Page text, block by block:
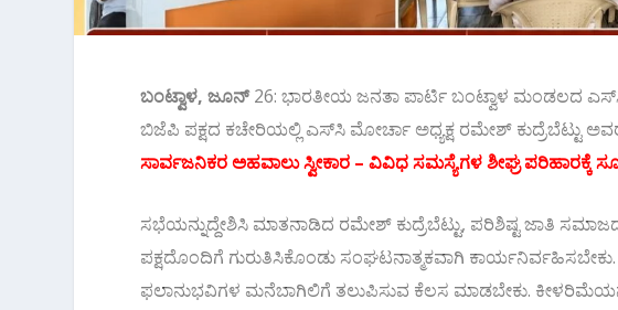
ಬಂಟ್ವಾಳ, ಜೂನ್26: ಭಾರತೀಯ ಜನತಾ ಪಾರ್ಟಿ ಬಂಟ್ವಾಳ ಮಂಡಲದ
ಬಿಜೆಪಿ ಪಕ್ಷದ ಕಚೇರಿಯಲ್ಲಿ ಎಸ್‌ಸಿ ಮೋರ್ಚಾ ಅಧ್ಯಕ್ಷ ರಮೇಶ್ ಕುದ್ರೆಬೆಟ್ಟು
ಸಾರ್ವಜನಿಕರ ಅಹವಾಲು ಸ್ವೀಕಾರ – ವಿವಿಧ ಸಮಸ್ಯೆಗಳ ಶೀಘ್ರ ಪರಿಹಾರಕ್ಕೆ
ಸಭೆಯನ್ನುದ್ದೇಶಿಸಿ ಮಾತನಾಡಿದ ರಮೇಶ್ ಕುದ್ರೆಬೆಟ್ಟು, ಪರಿಶಿಷ್ಟ ಜಾತಿ
ಪಕ್ಷದೊಂದಿಗೆ ಗುರುತಿಸಿಕೊಂಡು ಸಂಘಟನಾತ್ಮಕವಾಗಿ
ಫಲಾನುಭವಿಗಳ ಮನೆಬಾಗಿಲಿಗೆ ತಲುಪಿಸುವ ಕೆಲಸ ಮಾಡಬೇಕು.